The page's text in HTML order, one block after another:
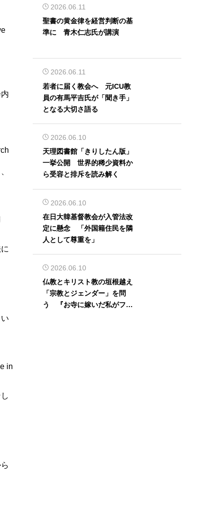
in
2026.06.11
聖書の黄金律を経営判断の基
準に 青木仁志氏が講演
2026.06.11
若者に届く教会へ 元ICU教
員の有馬平吉氏が「聞き手」
となる大切さ語る
2026.06.10
天理図書館「きりしたん版」
一挙公開 世界的稀少資料か
ら受容と排斥を読み解く
2026.06.10
在日大韓基督教会が入管法改
定に懸念 「外国籍住民を隣
人として尊重を」
2026.06.10
仏教とキリスト教の垣根越え
「宗教とジェンダー」を問
う 『お寺に嫁いだ私がフェ